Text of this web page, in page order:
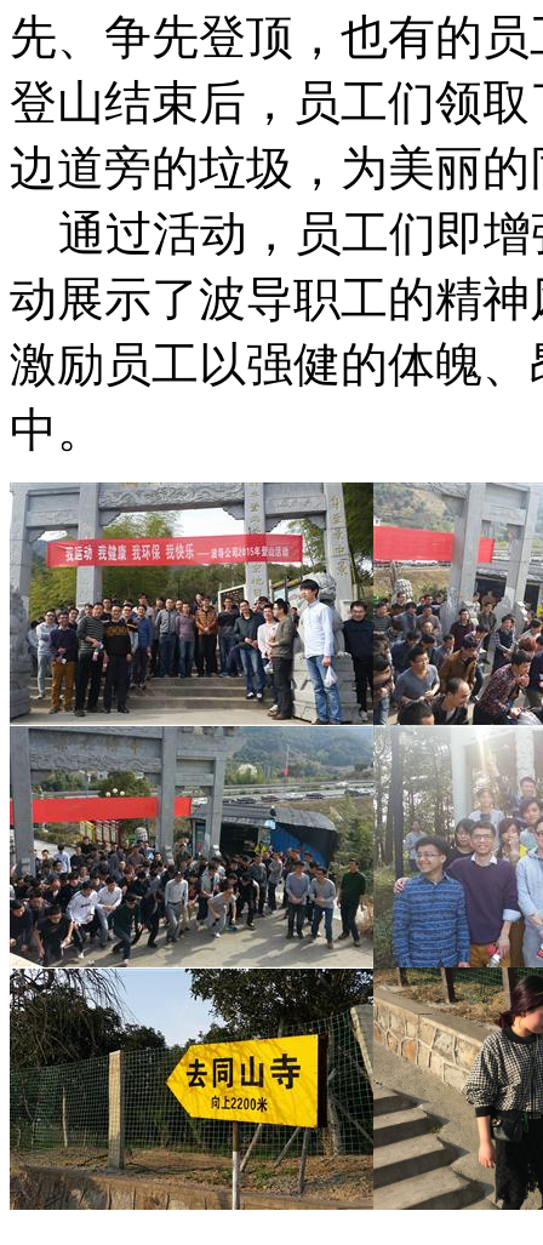
先、争先登顶，也有的
登山结束后，员工们领
边道旁的垃圾，为美丽
通过活动，员工们即增
动展示了波导职工的精
激励员工以强健的体魄
中。